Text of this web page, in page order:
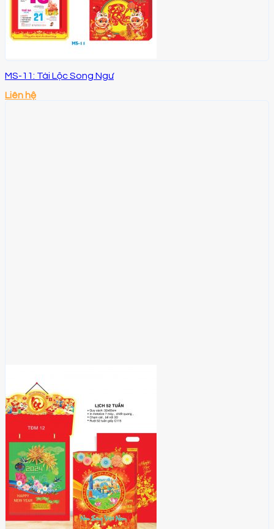
MS-11: Tài Lộc Song Ngư
Liên hệ